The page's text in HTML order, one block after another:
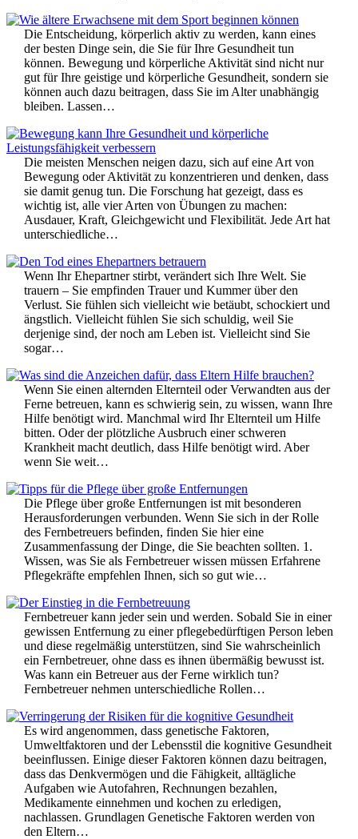
Die Entscheidung, körperlich aktiv zu werden, kann eines
der besten Dinge sein, die Sie für Ihre Gesundheit tun
können. Bewegung und körperliche Aktivität sind nicht nur
gut für Ihre geistige und körperliche Gesundheit, sondern sie
können auch dazu beitragen, dass Sie im Alter unabhängig
bleiben. Lassen…
Die meisten Menschen neigen dazu, sich auf eine Art von
Bewegung oder Aktivität zu konzentrieren und denken, dass
sie damit genug tun. Die Forschung hat gezeigt, dass es
wichtig ist, alle vier Arten von Übungen zu machen:
Ausdauer, Kraft, Gleichgewicht und Flexibilität. Jede Art hat
unterschiedliche…
Wenn Ihr Ehepartner stirbt, verändert sich Ihre Welt. Sie
trauern – Sie empfinden Trauer und Kummer über den
Verlust. Sie fühlen sich vielleicht wie betäubt, schockiert und
ängstlich. Vielleicht fühlen Sie sich schuldig, weil Sie
derjenige sind, der noch am Leben ist. Vielleicht sind Sie
sogar…
Wenn Sie einen alternden Elternteil oder Verwandten aus der
Ferne betreuen, kann es schwierig sein, zu wissen, wann Ihre
Hilfe benötigt wird. Manchmal wird Ihr Elternteil um Hilfe
bitten. Oder der plötzliche Ausbruch einer schweren
Krankheit macht deutlich, dass Hilfe benötigt wird. Aber
wenn Sie weit…
Die Pflege über große Entfernungen ist mit besonderen
Herausforderungen verbunden. Wenn Sie sich in der Rolle
des Fernbetreuers befinden, finden Sie hier eine
Zusammenfassung der Dinge, die Sie beachten sollten. 1.
Wissen, was Sie als Fernbetreuer wissen müssen Erfahrene
Pflegekräfte empfehlen Ihnen, sich so gut wie…
Fernbetreuer kann jeder sein und werden. Sobald Sie in einer
gewissen Entfernung zu einer pflegebedürftigen Person leben
und diese regelmäßig unterstützen, sind Sie wahrscheinlich
ein Fernbetreuer, ohne dass es ihnen übermäßig bewusst ist.
Was kann ein Betreuer aus der Ferne wirklich tun?
Fernbetreuer nehmen unterschiedliche Rollen…
Es wird angenommen, dass genetische Faktoren,
Umweltfaktoren und der Lebensstil die kognitive Gesundheit
beeinflussen. Einige dieser Faktoren können dazu beitragen,
dass das Denkvermögen und die Fähigkeit, alltägliche
Aufgaben wie Autofahren, Rechnungen bezahlen,
Medikamente einnehmen und kochen zu erledigen,
nachlassen. Grundlagen Genetische Faktoren werden von
den Eltern…